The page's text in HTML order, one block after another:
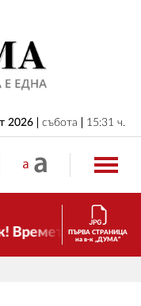
2026 събота 15:31 ч.
се променя
ПЪРВА СТРАНИЦА
на в-к „ДУМА“